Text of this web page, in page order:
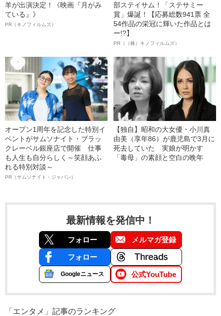
羊が出演決定！《映画『月がみ
ている』》
PR（キノフィルムズ）
部ステイサム！「ステサミー
賞」爆誕！【応募総数941票 全
54作品の栄冠に輝いた作品とは
ー!?】
PR（（株）キノフィルムズ）
オープン1周年を記念した特別イ
ベントがサムソナイト・ブラッ
クレーベル銀座店で開催 仕事
も人生も自分らしく～笑顔あふ
れる特別対談～
PR（サムソナイト・ジャパン）
【独自】昭和の大女優・小川真
由美（享年86）が鹿児島で3月に
死去していた 実娘が明かす
「毒母」の素顔と空白の晩年
最新情報を発信中！
フォロー メルマガ登録
フォロー
Googleニュース 公式YouTube
「エンタメ」記事のランキング